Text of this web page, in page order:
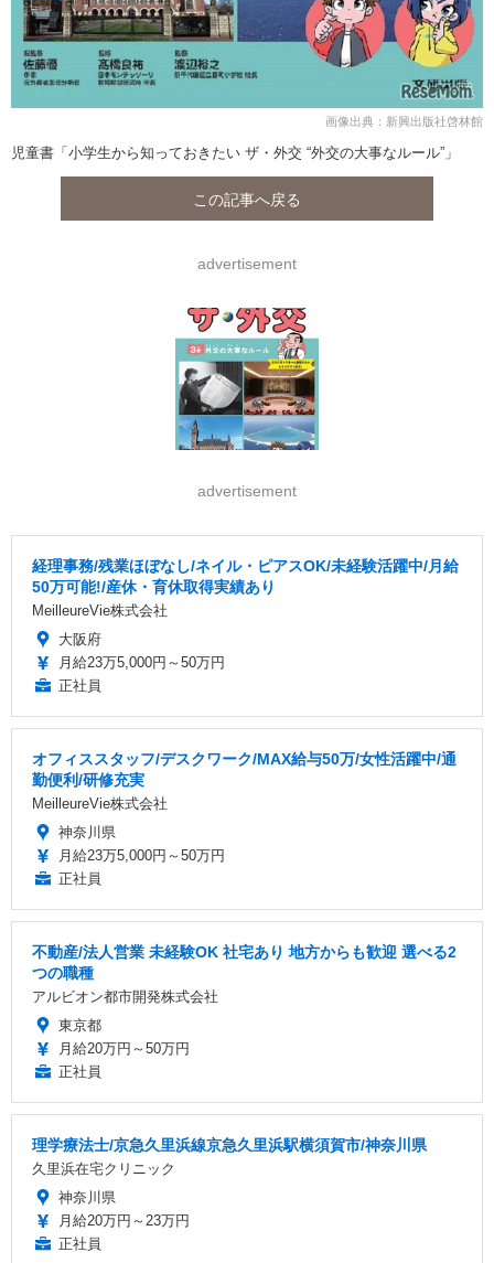
画像出典：新興出版社啓林館
児童書「小学生から知っておきたい ザ・外交 “外交の大事なルール”」
この記事へ戻る
advertisement
advertisement
経理事務/残業ほぼなし/ネイル・ピアスOK/未経験活躍中/月給
50万可能!/産休・育休取得実績あり
MeilleureVie株式会社
大阪府
月給23万5,000円～50万円
正社員
オフィススタッフ/デスクワーク/MAX給与50万/女性活躍中/通
勤便利/研修充実
MeilleureVie株式会社
神奈川県
月給23万5,000円～50万円
正社員
不動産/法人営業 未経験OK 社宅あり 地方からも歓迎 選べる2
つの職種
アルビオン都市開発株式会社
東京都
月給20万円～50万円
正社員
理学療法士/京急久里浜線京急久里浜駅横須賀市/神奈川県
久里浜在宅クリニック
神奈川県
月給20万円～23万円
正社員